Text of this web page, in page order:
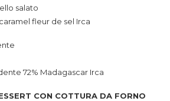
salato
fleur de sel Irca
72% Madagascar Irca
CON COTTURA DA FORNO